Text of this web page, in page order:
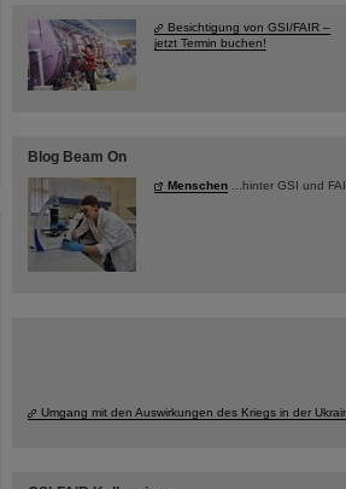
Besichtigung von GSI/FAIR –
jetzt Termin buchen!
Blog Beam On
Menschen ...hinter GSI und
Umgang mit den Auswirkungen des Kriegs in der